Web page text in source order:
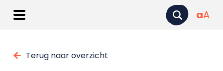
aA
Terug naar overzicht